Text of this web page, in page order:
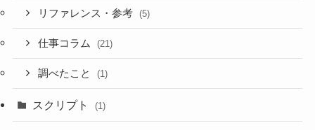
リファレンス・参考 (5)
仕事コラム (21)
調べたこと (1)
スクリプト (1)